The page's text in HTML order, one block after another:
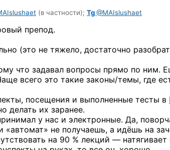
(в частности); Tg@MAIslushaet
препод.
(это не тяжело, достаточно
что задавал вопросы прямо по ним.
всего это такие законы/темы, где
посещения и выполненные тесты в
делать их заранее.
у нас и электронные. Да,
не получаешь, а идёшь на
на 90 % лекций — натягивает